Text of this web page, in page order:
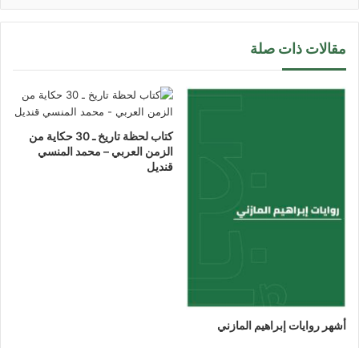
مقالات ذات صلة
أشهر روايات إبراهيم المازني
كتاب لحظة تاريخ ـ 30 حكاية من
الزمن العربي – محمد المنسي
قنديل